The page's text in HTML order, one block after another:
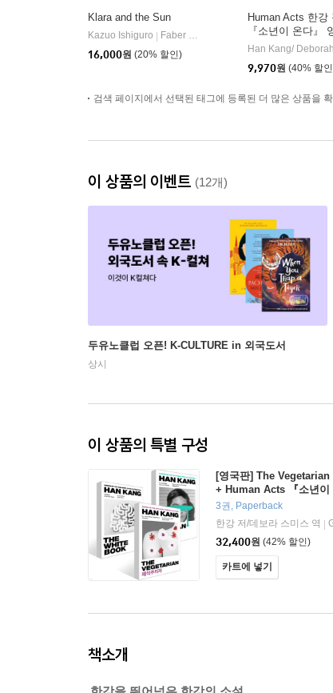
Klara and the Sun
Kazuo Ishiguro
Faber & Faber
16,000원 (20% 할인)
Human Acts 한강
『소년이 온다』
(미국판)
9,970원 (40% 할
검색 페이지에서 선택된 태그에 등록된 더 많은 상품을
이 상품의 이벤트 (12개)
두유노클럽 오픈! K-CULTURE in 외국도서
상시
이 상품의 특별 구성
[영국판] The
+ Human Acts 『소년
hite Book 『흰』 영문판
3권, Paperback
한강 저/데보라 스미스 역
32,400원 (42% 할인)
카트에 넣기
책소개